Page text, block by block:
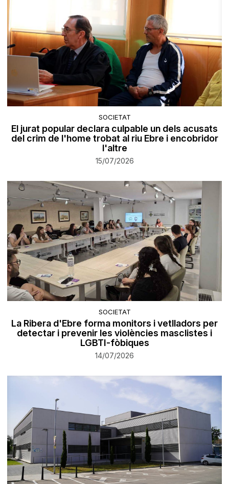
SOCIETAT
El jurat popular declara culpable un dels acusats
del crim de l'home trobat al riu Ebre i encobridor
l'altre
15/07/2026
SOCIETAT
La Ribera d'Ebre forma monitors i vetlladors per
detectar i prevenir les violències masclistes i
LGBTI-fòbiques
14/07/2026